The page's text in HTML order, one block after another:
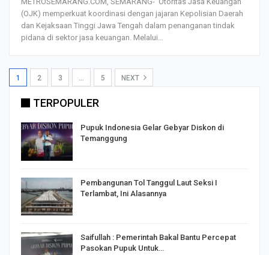
(OJK) memperkuat koordinasi dengan jajaran Kepolisian Daerah
dan Kejaksaan Tinggi Jawa Tengah dalam penanganan tindak
pidana di sektor jasa keuangan. Melalui…
1 2 3 … 5 NEXT
TERPOPULER
Pupuk Indonesia Gelar Gebyar Diskon di
Temanggung
Pembangunan Tol Tanggul Laut Seksi I
Terlambat, Ini Alasannya
Saifullah : Pemerintah Bakal Bantu Percepat
Pasokan Pupuk Untuk…